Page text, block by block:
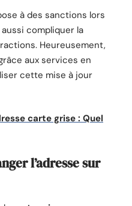
à des sanctions lors
compliquer la
Heureusement,
aux services en
cette mise à jour
carte grise : Quel
l’adresse sur